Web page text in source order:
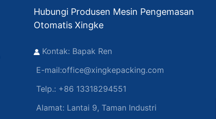
Hubungi Produsen Mesin Pengemasan
Otomatis Xingke
Kontak: Bapak Ren
E-mail:office@xingkepacking.com
Telp.: +86 13318294551
Alamat: Lantai 9, Taman Industri